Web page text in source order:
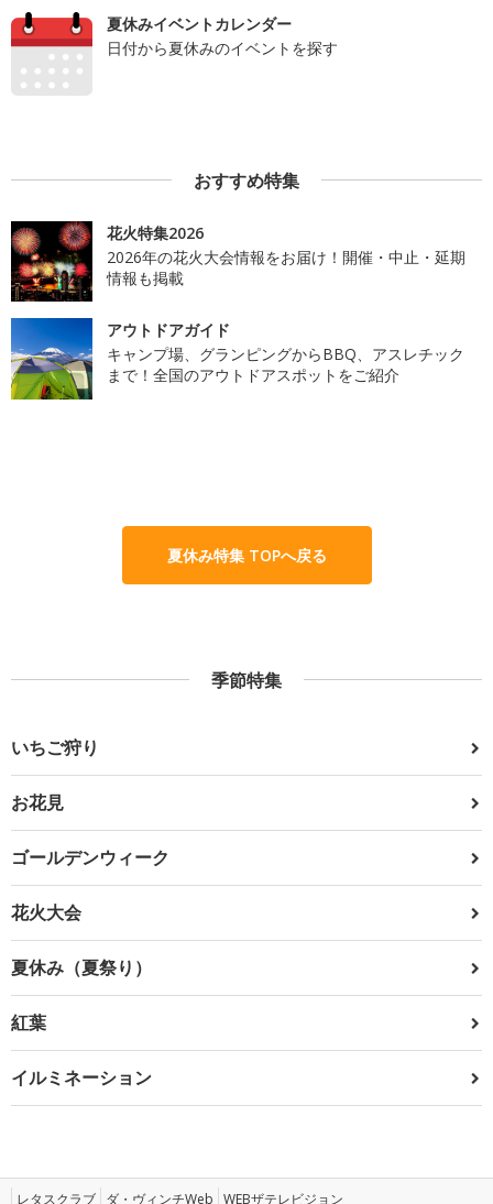
夏休みイベントカレンダー
日付から夏休みのイベントを探す
おすすめ特集
花火特集2026
2026年の花火大会情報をお届け！開催・中止・延期
情報も掲載
アウトドアガイド
キャンプ場、グランピングからBBQ、アスレチック
まで！全国のアウトドアスポットをご紹介
夏休み特集 TOPへ戻る
季節特集
いちご狩り
お花見
ゴールデンウィーク
花火大会
夏休み（夏祭り）
紅葉
イルミネーション
レタスクラブ ダ・ヴィンチWeb WEBザテレビジョン